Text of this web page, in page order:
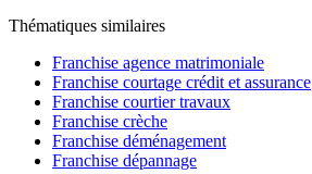
Thématiques similaires
Franchise agence matrimoniale
Franchise courtage crédit et assurance
Franchise courtier travaux
Franchise crèche
Franchise déménagement
Franchise dépannage